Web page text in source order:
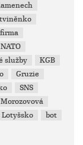
NATO
služby
KGB
Gruzie
SNS
Morozovová
Lotyšsko
bot